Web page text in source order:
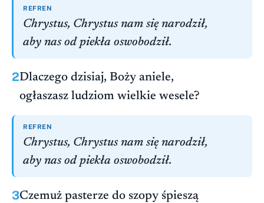
REFREN
Chrystus, Chrystus nam się narodził,
aby nas od piekła oswobodził.
2Dlaczego dzisiaj, Boży aniele,
ogłaszasz ludziom wielkie wesele?
REFREN
Chrystus, Chrystus nam się narodził,
aby nas od piekła oswobodził.
3Czemuż pasterze do szopy śpieszą